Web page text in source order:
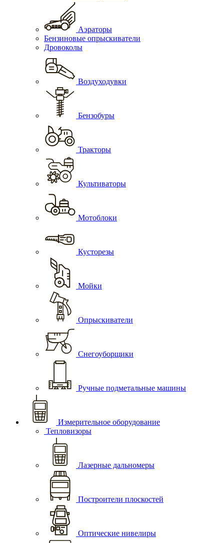
Аэраторы
Бензиновые опрыскиватели
Дровоколы
Воздуходувки
Бензобуры
Тракторы
Культиваторы
Мотоблоки
Кусторезы
Мойки
Опрыскиватели
Снегоуборщики
Ручные подметальные машины
Измерительное оборудование
Тепловизоры
Лазерные дальномеры
Построители плоскостей
Оптические нивелиры